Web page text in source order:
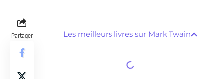
Partager Les meilleurs livres sur Mark Twain